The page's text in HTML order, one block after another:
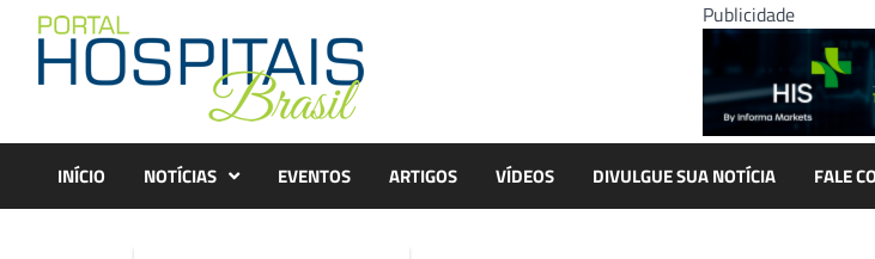
content
Publicidade
INÍCIO NOTÍCIAS EVENTOS ARTIGOS VÍDEOS DIVULGUE SUA NOTÍCIA FALE